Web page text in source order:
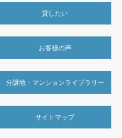
貸したい
お客様の声
分譲地・マンションライブラリー
サイトマップ